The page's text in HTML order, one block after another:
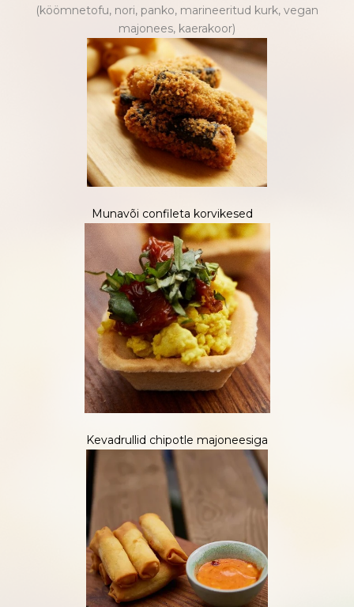
(köömnetofu, nori, panko, marineeritud kurk, vegan
majonees, kaerakoor)
Munavõi confileta korvikesed
Kevadrullid chipotle majoneesiga